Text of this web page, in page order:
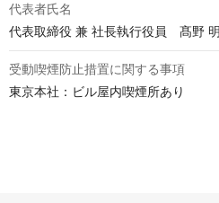
代表者氏名
代表取締役 兼 社長執行役員　髙野
受動喫煙防止措置に関する事項
東京本社：ビル屋内喫煙所あり